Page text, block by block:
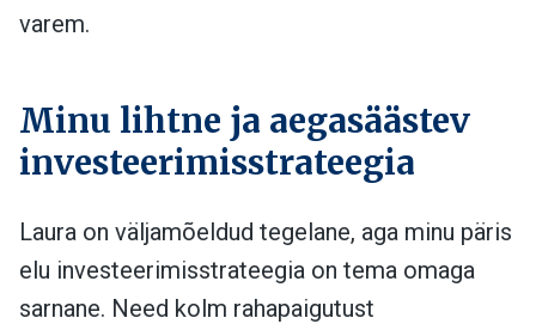
varem.
Minu lihtne ja aegasäästev
investeerimisstrateegia
Laura on väljamõeldud tegelane, aga minu päris
elu investeerimisstrateegia on tema omaga
sarnane. Need kolm rahapaigutust